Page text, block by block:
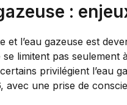
:
et l’eau gazeuse est
se limitent pas
privilégient l’eau
avec une prise de